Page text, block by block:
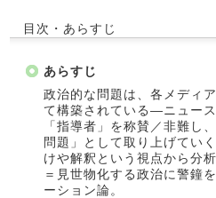
目次・あらすじ
あらすじ
政治的な問題は、各メディ
て構築されている―ニュース
「指導者」を称賛／非難し
問題」として取り上げてい
けや解釈という視点から分
＝見世物化する政治に警鐘
ーション論。